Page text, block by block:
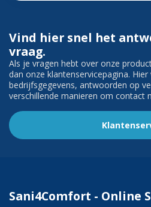
Vind hier snel het
vraag.
Als je vragen hebt over onze
dan onze klantenservicepagina.
bedrijfsgegevens, antwoorden op
verschillende manieren om contact
Sani4Comfort - Online